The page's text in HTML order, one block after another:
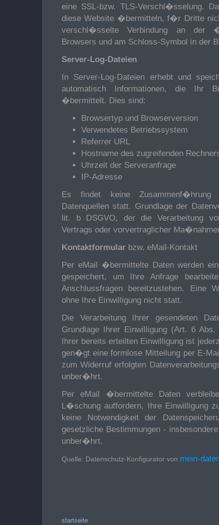
eine SSL-bzw. TLS-Verschl�sselung.
diese Website �bermitteln, f�r Dritte
verschl�sselte Verbindung an der
Browsers und am Schloss-Symbol in der
Server-Log-Dateien
In Server-Log-Dateien erhebt und
automatisch Informationen, die Ihr
�bermittelt. Dies sind:
Browsertyp und Browserversion
Verwendetes Betriebssystem
Referrer URL
Hostname des zugreifenden
Uhrzeit der Serveranfrage
IP-Adresse
Es findet keine
Datenquellen statt. Grundlage der
lit. b DSGVO, der die Verarbeitung
Vertrags oder vorvertraglicher
Kontaktformular bzw. eMail-Kontakt
Per eMail �bermittelte Daten werden
gespeichert, um Ihre Anfrage
Anschlussfragen bereitzustehen. Eine
ohne Ihre Einwilligung nicht statt.
Die Verarbeitung Ihrer gesendeten
Grundlage Ihrer Einwilligung (Art. 6
Ihrer bereits erteilten Einwilligung ist
gen�gt eine formlose Mitteilung per E-
zum Widerruf erfolgten
unber�hrt.
Per eMail �bermittelte Daten
L�schung auffordern, Ihre Einwilligung
keine Notwendigkeit der
gesetzliche Bestimmungen -
unber�hrt.
Quelle: Datenschutz-Konfigurator von mein-
startseite